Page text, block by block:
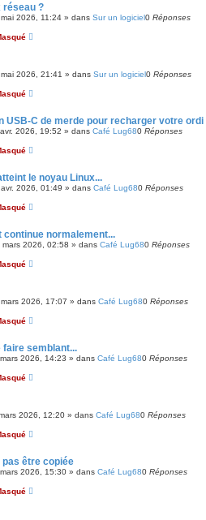
réseau ?
2026, 11:24 » dans Sur un logiciel0 Réponses
2026, 21:41 » dans Sur un logiciel0 Réponses
USB-C de merde pour recharger votre ordi
2026, 19:52 » dans Café Lug680 Réponses
le noyau Linux...
2026, 01:49 » dans Café Lug680 Réponses
normalement...
mars 2026, 02:58 » dans Café Lug680 Réponses
2026, 17:07 » dans Café Lug680 Réponses
faire semblant...
2026, 14:23 » dans Café Lug680 Réponses
2026, 12:20 » dans Café Lug680 Réponses
pas être copiée
2026, 15:30 » dans Café Lug680 Réponses